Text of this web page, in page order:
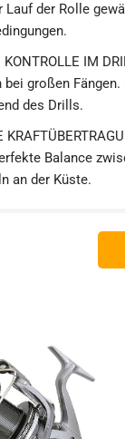
der Rolle
KONTROLLE IM
großen
des Drills.
Balance
an der Küste.